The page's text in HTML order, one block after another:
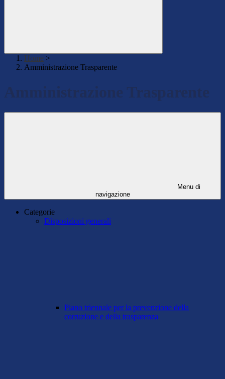
Home >
Amministrazione Trasparente
Amministrazione Trasparente
Menu di
navigazione
Categorie
Disposizioni generali
Piano triennale per la prevenzione della
corruzione e della trasparenza